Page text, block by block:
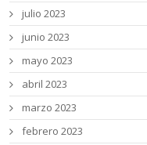
julio 2023
junio 2023
mayo 2023
abril 2023
marzo 2023
febrero 2023